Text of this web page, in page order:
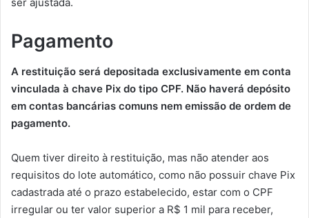
Pagamento
A restituição será depositada exclusivamente em conta
vinculada à chave Pix do tipo CPF. Não haverá depósito
em contas bancárias comuns nem emissão de ordem de
pagamento.
Quem tiver direito à restituição, mas não atender aos
requisitos do lote automático, como não possuir chave Pix
cadastrada até o prazo estabelecido, estar com o CPF
irregular ou ter valor superior a R$ 1 mil para receber,